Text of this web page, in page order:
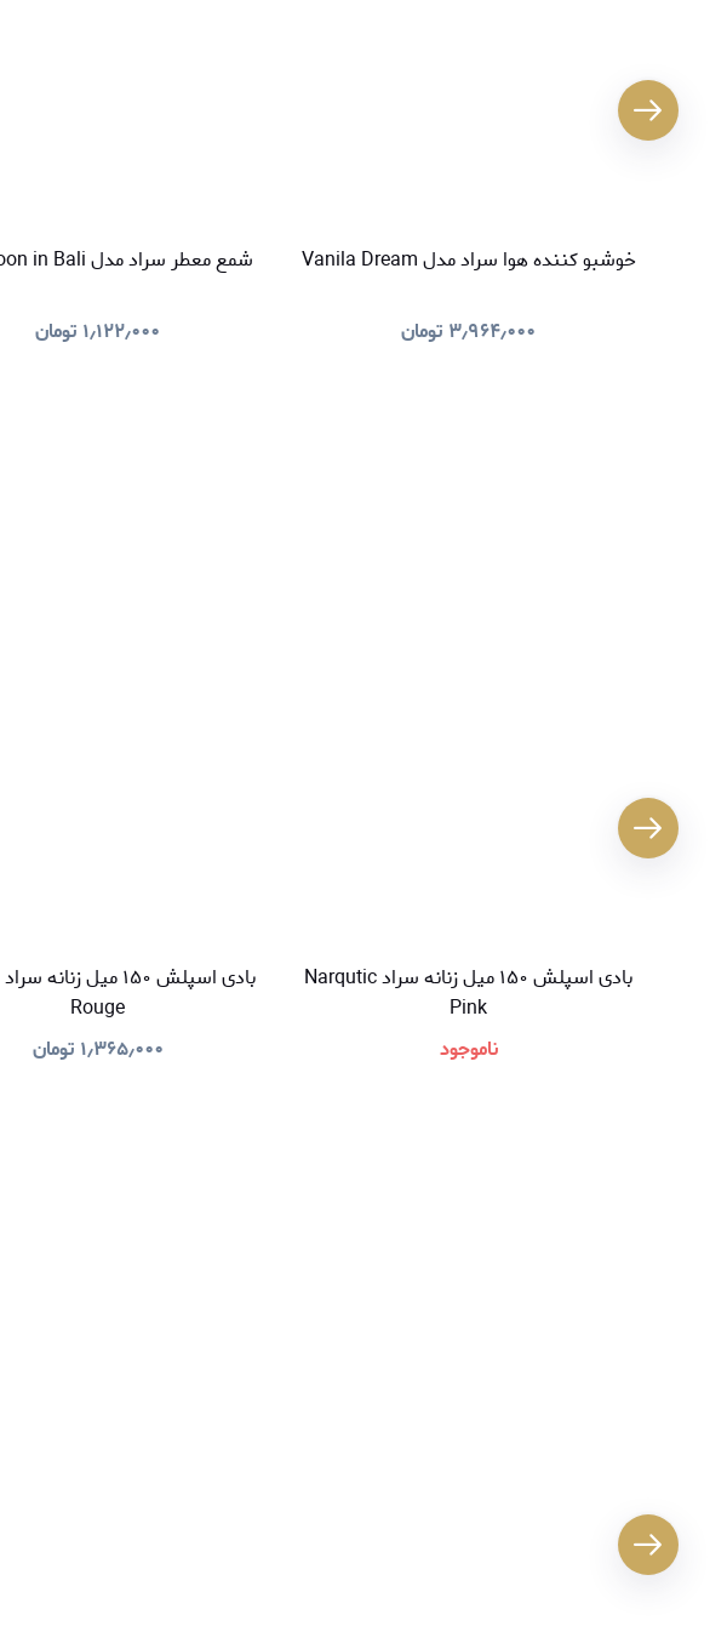
خوشبو کننده هوا سراد مدل Vanila Dream
۳٫۹۶۴٫۰۰۰ تومان
شمع معطر سراد مدل Afternoon in Bali
۱٫۱۲۲٫۰۰۰ تومان
بادی اسپلش ۱۵۰ میل زنانه سراد Narqutic
Pink
ناموجود
Rouge
۱٫۳۶۵٫۰۰۰ تومان